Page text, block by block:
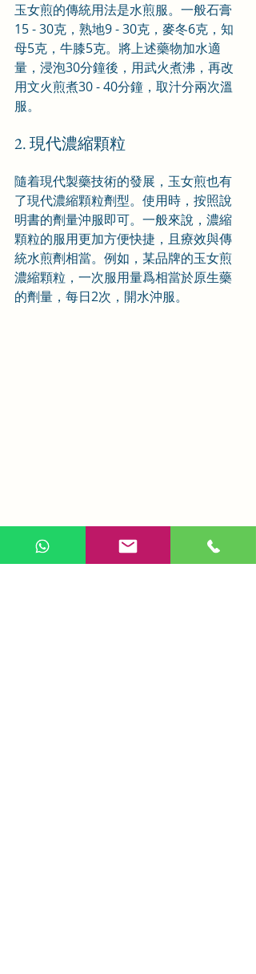
玉女煎的傳統用法是水煎服。一般石膏
15 - 30克，熟地9 - 30克，麥冬6克，知
母5克，牛膝5克。將上述藥物加水適
量，浸泡30分鐘後，用武火煮沸，再改
用文火煎煮30 - 40分鐘，取汁分兩次溫
服。
2. 現代濃縮顆粒
隨着現代製藥技術的發展，玉女煎也有
了現代濃縮顆粒劑型。使用時，按照說
明書的劑量沖服即可。一般來說，濃縮
顆粒的服用更加方便快捷，且療效與傳
統水煎劑相當。例如，某品牌的玉女煎
濃縮顆粒，一次服用量爲相當於原生藥
的劑量，每日2次，開水沖服。
九、注意事項與禁忌